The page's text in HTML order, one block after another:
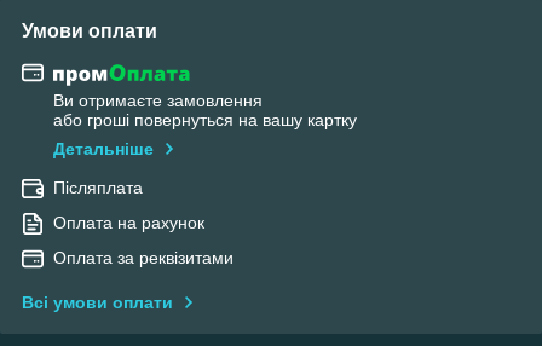
Умови оплати
Ви отримаєте замовлення
або гроші повернуться на вашу картку
Детальніше
Післяплата
Оплата на рахунок
Оплата за реквізитами
Всі умови оплати